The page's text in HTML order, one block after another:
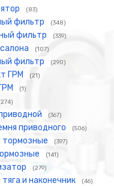
(83)
фильтр (348)
фильтр (339)
(107)
фильтр (290)
ГРМ (21)
(1)
(367)
приводного (506)
тормозные (397)
(141)
(279)
тяга и наконечник (46)